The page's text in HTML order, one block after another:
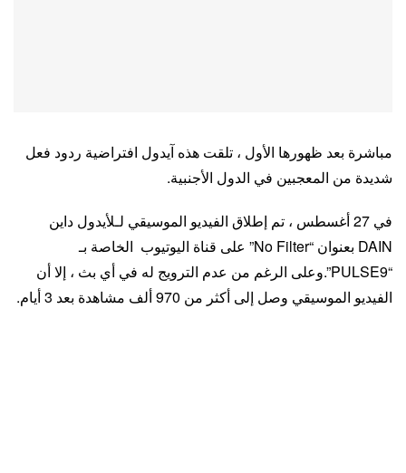
مباشرة بعد ظهورها الأول ، تلقت هذه آيدول افتراضية ردود فعل
شديدة من المعجبين في الدول الأجنبية.
في 27 أغسطس ، تم إطلاق الفيديو الموسيقي لـلأيدول داين
DAIN بعنوان “No Filter” على قناة اليوتيوب الخاصة بـ
“PULSE9”.وعلى الرغم من عدم الترويج له في أي بث ، إلا أن
الفيديو الموسيقي وصل إلى أكثر من 970 ألف مشاهدة بعد 3 أيام.